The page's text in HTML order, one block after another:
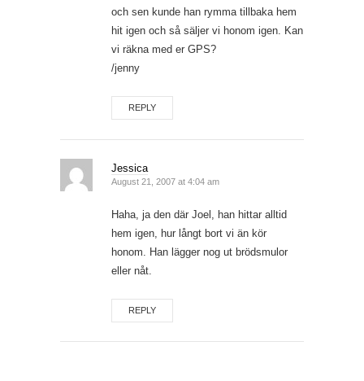
och sen kunde han rymma tillbaka hem
hit igen och så säljer vi honom igen. Kan
vi räkna med er GPS?
/jenny
REPLY
Jessica
August 21, 2007 at 4:04 am
Haha, ja den där Joel, han hittar alltid
hem igen, hur långt bort vi än kör
honom. Han lägger nog ut brödsmulor
eller nåt.
REPLY